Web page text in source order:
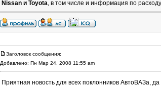
Nissan и Toyota, в том числе и информация по
Заголовок сообщения:
Добавлено: Пн Мар 24, 2008 11:55 am
Приятная новость для всех поклонников АвтоВАЗа,